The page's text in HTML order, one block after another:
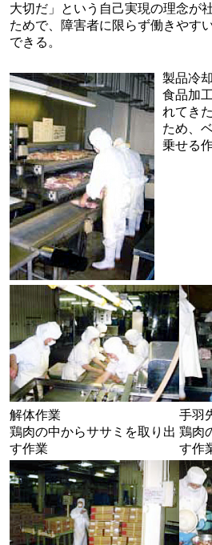
大切だ」という自己実現の理念が
ためで、障害者に限らず働きやす
できる。
製品冷
食品加
れてき
ため、
乗せる
解体作業
鶏肉の中からササミを取り出
す作業
手羽
鶏肉
す作